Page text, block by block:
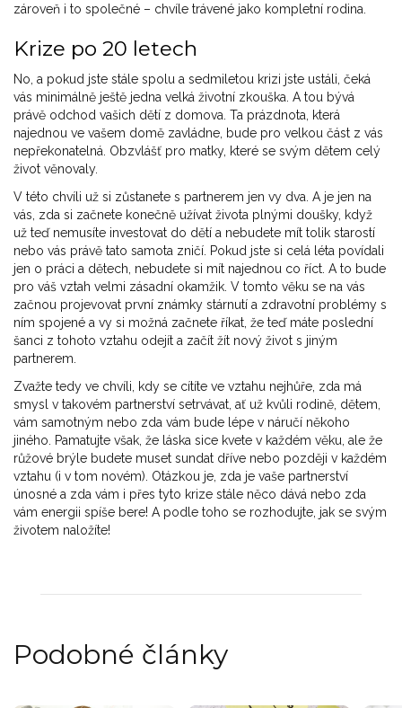
zároveň i to společné – chvíle trávené jako kompletní rodina.
Krize po 20 letech
No, a pokud jste stále spolu a sedmiletou krizi jste ustáli, čeká
vás minimálně ještě jedna velká životní zkouška. A tou bývá
právě odchod vašich dětí z domova. Ta prázdnota, která
najednou ve vašem domě zavládne, bude pro velkou část z vás
nepřekonatelná. Obzvlášť pro matky, které se svým dětem celý
život věnovaly.
V této chvíli už si zůstanete s partnerem jen vy dva. A je jen na
vás, zda si začnete konečně užívat života plnými doušky, když
už teď nemusíte investovat do dětí a nebudete mít tolik starostí
nebo vás právě tato samota zničí. Pokud jste si celá léta povídali
jen o práci a dětech, nebudete si mít najednou co říct. A to bude
pro váš vztah velmi zásadní okamžik. V tomto věku se na vás
začnou projevovat první známky stárnutí a zdravotní problémy s
ním spojené a vy si možná začnete říkat, že teď máte poslední
šanci z tohoto vztahu odejít a začít žít nový život s jiným
partnerem.
Zvažte tedy ve chvíli, kdy se cítíte ve vztahu nejhůře, zda má
smysl v takovém partnerství setrvávat, ať už kvůli rodině, dětem,
vám samotným nebo zda vám bude lépe v náručí někoho
jiného. Pamatujte však, že láska sice kvete v každém věku, ale že
růžové brýle budete muset sundat dříve nebo později v každém
vztahu (i v tom novém). Otázkou je, zda je vaše partnerství
únosné a zda vám i přes tyto krize stále něco dává nebo zda
vám energii spíše bere! A podle toho se rozhodujte, jak se svým
životem naložíte!
Podobné články